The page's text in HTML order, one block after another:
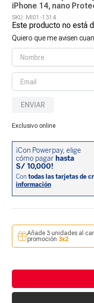
iPhone 14, nano
SKU: MI01-1314
Este producto no está
Quiero que me avisen
ENVIAR
Exclusivo online
Añade 3 unidades al
promoción 3x2